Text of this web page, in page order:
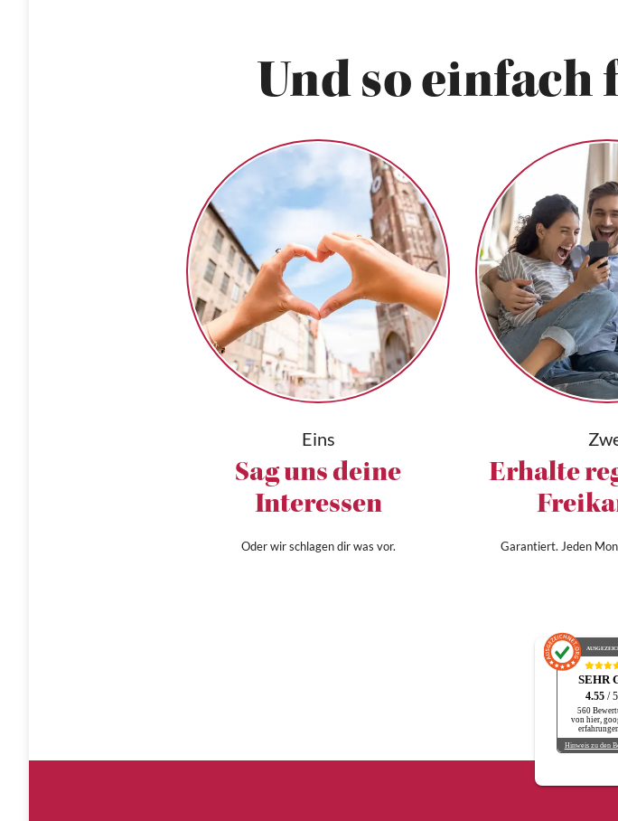
Und so
Eins
Sag uns deine
Interessen
Oder wir schlagen dir was vor.
Erhalte
Garantiert. Jeden
SEHR
4.55 /
560
von hier,
Hinweis zu den